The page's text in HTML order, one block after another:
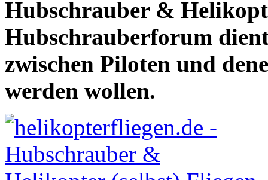
Hubschrauber &
Hubschrauberforum
zwischen Piloten und
werden wollen.